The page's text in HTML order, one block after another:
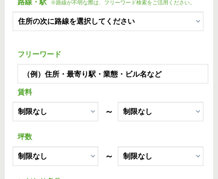
路線・駅 ※路線が不明な際は、フリーワード検索をご活用ください。
フリーワード
賃料
～
坪数
～